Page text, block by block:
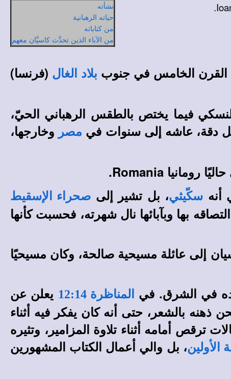
نشأته
حياته الرهبانية
من كتاباته
من الآباء الذين تحدَّث كاسيَّان معهم
القرن الخامس في جنوب بلاد الغال (فرنسا)
فيما يختص بالطقس الرهباني الحيّ،
دقة، عاشه إلى سنوات في مصر وخارجها،
سكّيثي، بل تشير إلى صحراء الإسقيط
شهرته، فحسبت كأنها
عامًا. ينتمي كاسيان إلى عائلة مسيحية صالحة، وكان مسيحيًا
في الشرق. في
المناظرة 12:14
يعلن عن
بالشعر، حتى أنه كان يفكر فيه أثناء
ترقص أمامه أثناء تلاوة المزامير، وتثيره
الأولين، بل والي أعمال الكتاب المشهورين